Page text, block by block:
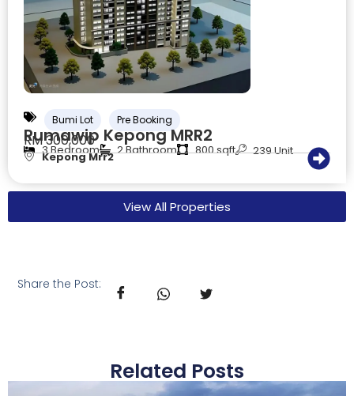
Bumi Lot Pre Booking
Rumawip Kepong MRR2
RM 300,000
3 Bedroom 2 Bathroom 800 sqft 239 Unit
Kepong Mrr2
View All Properties
Share the Post:
Related Posts